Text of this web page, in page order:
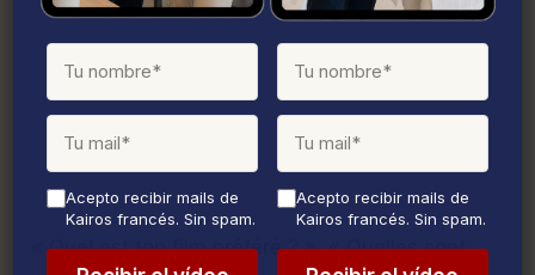
« Quel est ton film préféré ? », « Quelles sont
Acepto recibir mails de
Kairos francés. Sin spam.
Acepto recibir mails de
Kairos francés. Sin spam.